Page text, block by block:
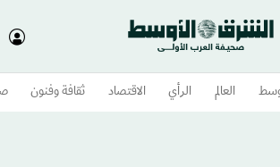
العالم الرأي الاقتصاد ثقافة وفنون